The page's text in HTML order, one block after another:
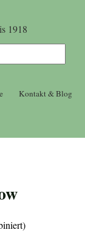
1918
Kontakt & Blog